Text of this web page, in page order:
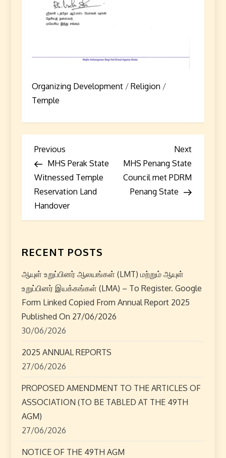
Organizing Development/ Religion /
Temple
P
o
s
t
a
v
i
g
a
t
i
o
n
Previous
Post
Previous
MHS Perak State
Witnessed Temple
Reservation Land
Handover
Next
Next
MHS Penang State
Council met PDRM
Penang State
RECENT POSTS
ஆயுள் உறுப்பினர் ஆலயங்கள் (LMT) மற்றும் ஆயுள்
உறுப்பினர் இயக்கங்கள் (LMA) – To Register. Google
Form Linked Copied From Annual Report 2025
Published On 27/06/2026
30/06/2026
2025 ANNUAL REPORTS
27/06/2026
PROPOSED AMENDMENT TO THE ARTICLES OF
ASSOCIATION (TO BE TABLED AT THE 49TH
AGM)
27/06/2026
NOTICE OF THE 49TH AGM